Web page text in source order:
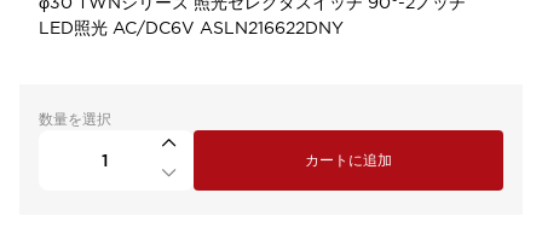
LED照光 AC/DC6V ASLN216622DNY
数量を選択
カートに追加